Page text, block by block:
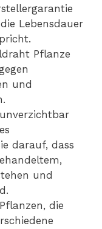
Lebensdauer
Pflanze
und
darauf, dass
und
Pflanzen, die